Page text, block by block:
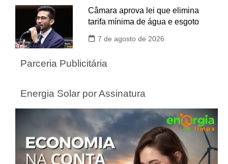
Câmara aprova lei que elimina
tarifa mínima de água e esgoto
7 de agosto de 2026
Parceria Publicitária
Energia Solar por Assinatura